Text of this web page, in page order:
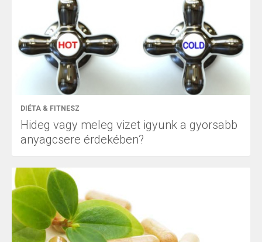
DIÉTA & FITNESZ
Hideg vagy meleg vizet igyunk a gyorsabb
anyagcsere érdekében?